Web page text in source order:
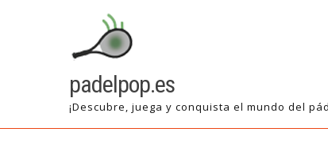
padelpop.es
¡Descubre, juega y conquista el mundo del